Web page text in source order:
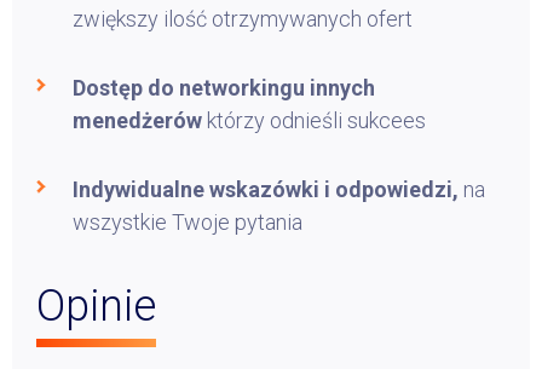
zwiększy ilość otrzymywanych ofert
Dostęp do networkingu innych
menedżerów którzy odnieśli sukcees
Indywidualne wskazówki i odpowiedzi, na
wszystkie Twoje pytania
Opinie